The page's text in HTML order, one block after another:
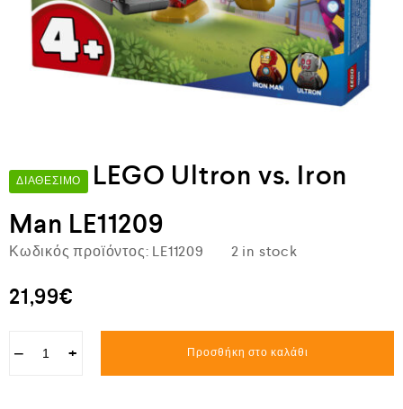
ΔΙΑΘΈΣΙΜΟ
LEGO Ultron vs. Iron
Man LE11209
Κωδικός προϊόντος: LE11209 2 in stock
21,99€
− + Προσθήκη στο καλάθι